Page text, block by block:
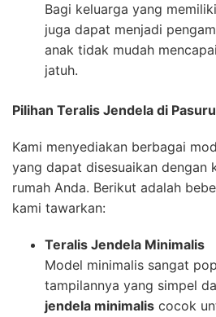
Bagi keluarga yang
juga dapat menjadi
anak tidak mudah
jatuh.
Pilihan Teralis Jendela di
Kami menyediakan berbagai
yang dapat disesuaikan dengan
rumah Anda. Berikut adalah
kami tawarkan:
Teralis Jendela Minimalis
Model minimalis sangat
tampilannya yang simpel
jendela minimalis cocok